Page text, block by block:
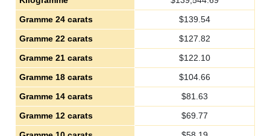
Gramme 24 carats
$139.54
Gramme 22 carats
$127.82
Gramme 21 carats
$122.10
Gramme 18 carats
$104.66
Gramme 14 carats
$81.63
Gramme 12 carats
$69.77